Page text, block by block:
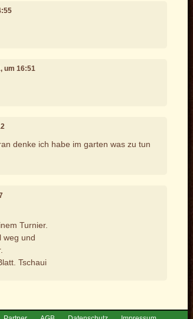
um 16:51
denke ich habe im garten was zu tun
Turnier.
weg und
Tschaui